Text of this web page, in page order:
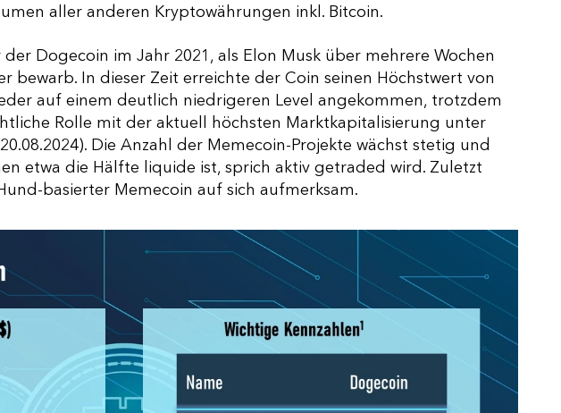
aller anderen Kryptowährungen inkl. Bitcoin.
Dogecoin im Jahr 2021, als Elon Musk über mehrere Wochen
bewarb. In dieser Zeit erreichte der Coin seinen Höchstwert von
auf einem deutlich niedrigeren Level angekommen, trotzdem
Rolle mit der aktuell höchsten Marktkapitalisierung unter
Die Anzahl der Memecoin-Projekte wächst stetig und
etwa die Hälfte liquide ist, sprich aktiv getraded wird. Zuletzt
basierter Memecoin auf sich aufmerksam.